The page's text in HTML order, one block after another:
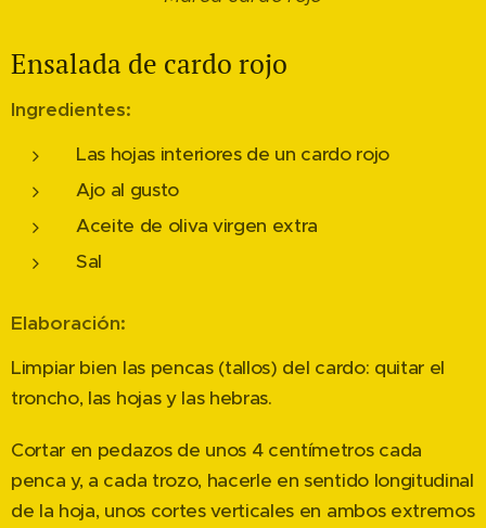
Ensalada de cardo rojo
Ingredientes:
Las hojas interiores de un cardo rojo
Ajo al gusto
Aceite de oliva virgen extra
Sal
Elaboración:
Limpiar bien las pencas (tallos) del cardo: quitar el
troncho, las hojas y las hebras.
Cortar en pedazos de unos 4 centímetros cada
penca y, a cada trozo, hacerle en sentido longitudinal
de la hoja, unos cortes verticales en ambos extremos